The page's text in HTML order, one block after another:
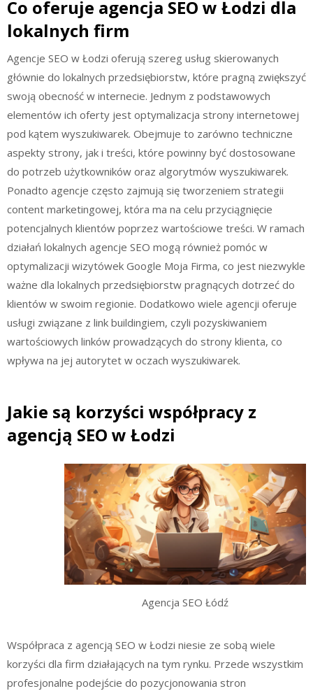
Co oferuje agencja SEO w Łodzi dla
lokalnych firm
Agencje SEO w Łodzi oferują szereg usług skierowanych
głównie do lokalnych przedsiębiorstw, które pragną zwiększyć
swoją obecność w internecie. Jednym z podstawowych
elementów ich oferty jest optymalizacja strony internetowej
pod kątem wyszukiwarek. Obejmuje to zarówno techniczne
aspekty strony, jak i treści, które powinny być dostosowane
do potrzeb użytkowników oraz algorytmów wyszukiwarek.
Ponadto agencje często zajmują się tworzeniem strategii
content marketingowej, która ma na celu przyciągnięcie
potencjalnych klientów poprzez wartościowe treści. W ramach
działań lokalnych agencje SEO mogą również pomóc w
optymalizacji wizytówek Google Moja Firma, co jest niezwykle
ważne dla lokalnych przedsiębiorstw pragnących dotrzeć do
klientów w swoim regionie. Dodatkowo wiele agencji oferuje
usługi związane z link buildingiem, czyli pozyskiwaniem
wartościowych linków prowadzących do strony klienta, co
wpływa na jej autorytet w oczach wyszukiwarek.
Jakie są korzyści współpracy z
agencją SEO w Łodzi
Agencja SEO Łódź
Współpraca z agencją SEO w Łodzi niesie ze sobą wiele
korzyści dla firm działających na tym rynku. Przede wszystkim
profesjonalne podejście do pozycjonowania stron